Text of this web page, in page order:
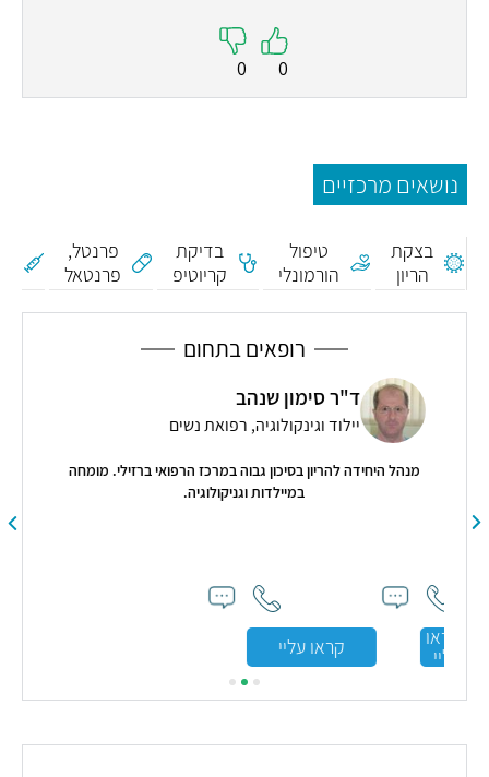
0
0
נושאים מרכזיים
בצקת
הריון
טיפול
הורמונלי
בדיקת
קריוטיפ
פרנטל,
פרנטאל
רופאים בתחום
קראו
עליי
ד"ר סימון שנהב
יילוד וגינקולוגיה, רפואת נשים
מנהל היחידה להריון בסיכון גבוה במרכז הרפואי ברזילי. מומחה
במיילדות וגניקולוגיה.
קראו עליי